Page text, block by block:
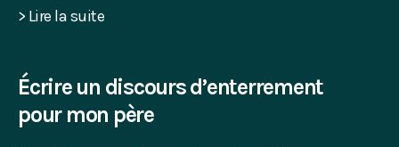
> Lire la suite
Écrire un discours d’enterrement
pour mon père